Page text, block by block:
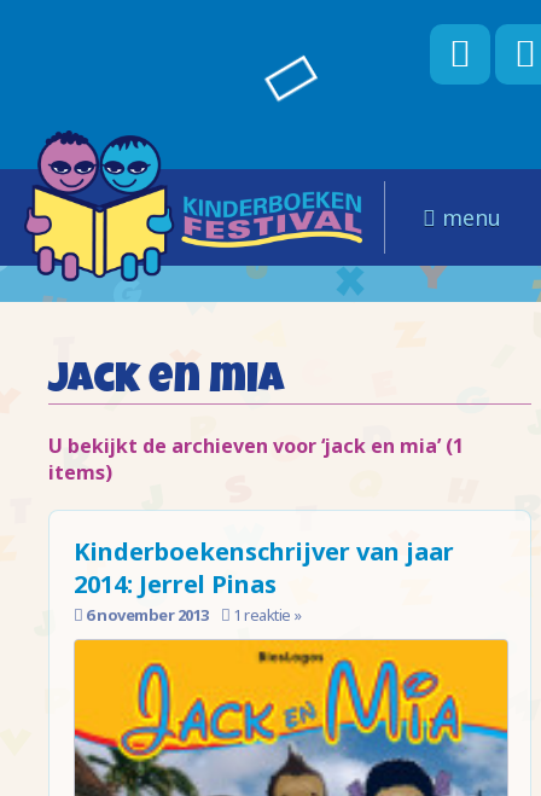
menu
jack en mia
U bekijkt de archieven voor ‘jack en mia’ (1
items)
Kinderboekenschrijver van jaar
2014: Jerrel Pinas
6 november 2013 1 reaktie »